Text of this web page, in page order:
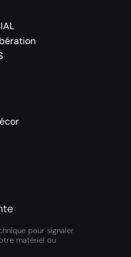
pour signaler
matériel ou